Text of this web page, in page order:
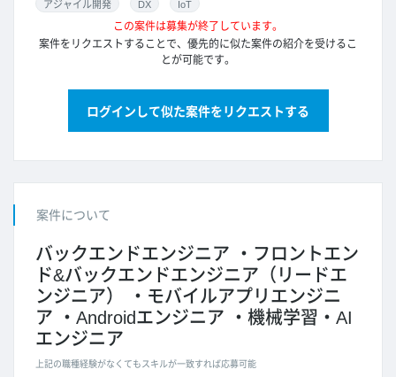
アジャイル開発 DX IoT
この案件は募集が終了しています。
案件をリクエストすることで、優先的に似た案件の紹介を受けるこ
とが可能です。
ログインして似た案件をリクエストする
案件について
バックエンドエンジニア
フロントエン
ド&バックエンドエンジニア（リードエ
ンジニア）
モバイルアプリエンジニ
ア
Androidエンジニア
機械学習・AI
エンジニア
上記の職種経験がなくてもスキルが一致すれば応募可能